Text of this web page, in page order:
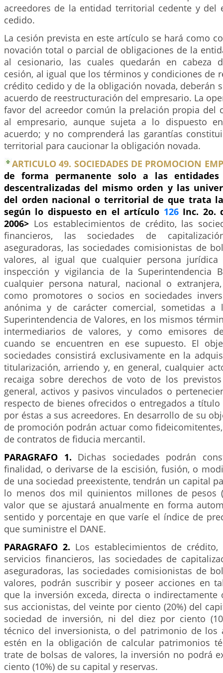
acreedores de la entidad territorial cedente y del
cedido.
La cesión prevista en este artículo se hará como
novación total o parcial de obligaciones de la
al cesionario, las cuales quedarán en cabeza
cesión, al igual que los términos y condiciones de
crédito cedido y de la obligación novada, deberán
acuerdo de reestructuración del empresario. La
favor del acreedor común la prelación propia del
al empresario, aunque sujeta a lo dispuesto
acuerdo; y no comprenderá las garantías
territorial para caucionar la obligación novada.
ARTICULO 49. SOCIEDADES DE PROMOCION
de forma permanente solo a las
descentralizadas del mismo orden y las
del orden nacional o territorial de que trata
según lo dispuesto en el artículo 126Inc. 2o.
2006> Los establecimientos de crédito, las
financieros, las sociedades de
aseguradoras, las sociedades comisionistas de
valores, al igual que cualquier persona
inspección y vigilancia de la Superintendencia
cualquier persona natural, nacional o
como promotores o socios en sociedades
anónima y de carácter comercial, sometidas
Superintendencia de Valores, en los mismos
intermediarios de valores, y como emisores
cuando se encuentren en ese supuesto. El
sociedades consistirá exclusivamente en la
titularización, arriendo y, en general, cualquier
recaiga sobre derechos de voto de los
general, activos y pasivos vinculados o
respecto de bienes ofrecidos o entregados a
por éstas a sus acreedores. En desarrollo de su
de promoción podrán actuar como
de contratos de fiducia mercantil.
PARAGRAFO 1. Dichas sociedades podrán
finalidad, o derivarse de la escisión, fusión, o
de una sociedad preexistente, tendrán un capital
lo menos dos mil quinientos millones de pesos
valor que se ajustará anualmente en forma
sentido y porcentaje en que varíe el índice de
que suministre el DANE.
PARAGRAFO 2. Los establecimientos de
servicios financieros, las sociedades de
aseguradoras, las sociedades comisionistas de
valores, podrán suscribir y poseer acciones en
que la inversión exceda, directa o
sus accionistas, del veinte por ciento (20%) del
sociedad de inversión, ni del diez por ciento
técnico del inversionista, o del patrimonio de los
estén en la obligación de calcular patrimonios
trate de bolsas de valores, la inversión no podrá
ciento (10%) de su capital y reservas.